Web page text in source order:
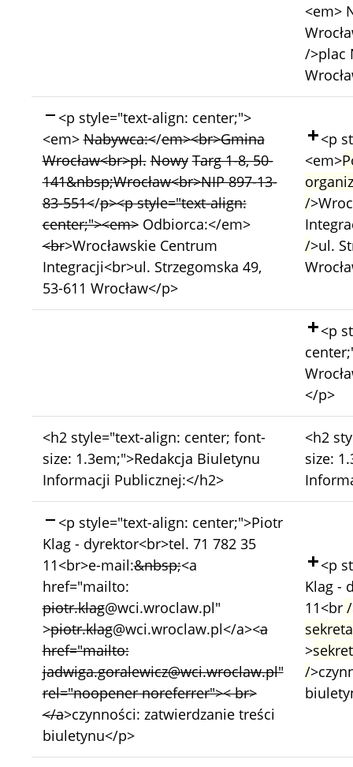
<em>
/>plac
Skasowano:
<p style="text-align: center;">
<em> Nabywca:</em><br>Gmina
Wrocław<br>pl. Nowy Targ 1-8, 50-
141&nbsp;Wrocław<br>NIP 897-13-
83-551</p><p style="text-align:
center;"><em>Odbiorca:</em>
<br>Wrocławskie Centrum
Integracji<br>ul. Strzegomska 49,
53-611 Wrocław</p>
<p
<em>
/
/>ul.
<p
</p>
Bez
zmian:
<h2 style="text-align: center; font-
size: 1.3em;">Redakcja Biuletynu
Informacji Publicznej:</h2>
Bez
zmian:
<h2
size:
Skasowano:
<p style="text-align: center;">Piotr
Klag - dyrektor<br>tel. 71 782 35
11<br>e-mail:&nbsp;<a
href="mailto:
piotr.klag@wci.wroclaw.pl"
>piotr.klag@wci.wroclaw.pl</a><a
href="mailto:
jadwiga.goralewicz@wci.wroclaw.pl"
rel="noopener noreferrer">< br>
</a>czynności: zatwierdzanie treści
biuletynu</p>
<p
Klag -
11<br/
>
/